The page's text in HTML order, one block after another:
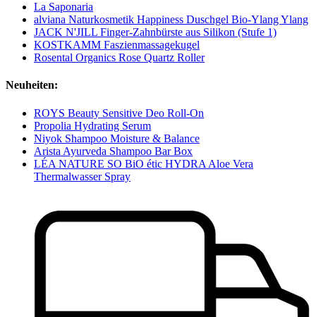
La Saponaria
alviana Naturkosmetik Happiness Duschgel Bio-Ylang Ylang
JACK N'JILL Finger-Zahnbürste aus Silikon (Stufe 1)
KOSTKAMM Faszienmassagekugel
Rosental Organics Rose Quartz Roller
Neuheiten:
ROYS Beauty Sensitive Deo Roll-On
Propolia Hydrating Serum
Niyok Shampoo Moisture & Balance
Arista Ayurveda Shampoo Bar Box
LÉA NATURE SO BiO étic HYDRA Aloe Vera
Thermalwasser Spray